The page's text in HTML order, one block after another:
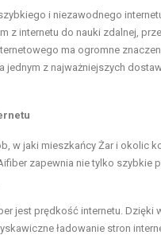
i niezawodnego
z internetu do nauki zdalnej,
ma ogromne
z najważniejszych
w jaki mieszkańcy Żar i okolic
zapewnia nie tylko szybkie
jest prędkość internetu.
ładowanie stron